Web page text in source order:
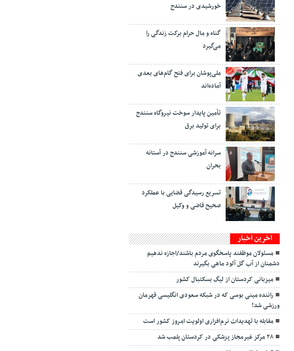
خورشیدی در سنندج
گناه و مال حرام برکت زندگی را
می‌گیرد
ملی‌پوشان برای فتح گام‌های بعدی
آماده‌اند
تأمین پایدار سوخت نیروگاه سنندج
برای تولید برق
سرانه آموزشی سنندج در آستانه
بحران
تسریع رسیدگی قضایی با عملکرد
صحیح قاضی و وکیل
اخرین اخبار
مسئولان موظفند پاسخگوی مردم باشند/اجازه ندهیم
دشمنان از آب گل آلود ماهی بگیرند
میزبانی کردستان از لیگ بسکتبال کشور
راننده مینی بوسی که در شبکه سعودی انگلیسی قهرمان
ورزشی شد!
مقابله با تهدیدات نرم‌افزاری اولویت امروز کشور است
۲۸ مرکز غیرمجاز پزشکی در کردستان پلمب شد